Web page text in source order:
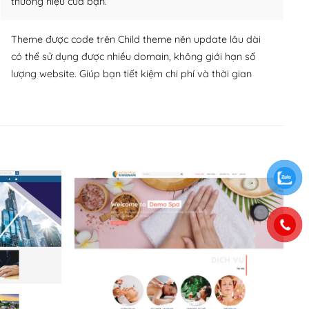
Theme được code trên Child theme nên update lâu dài
có thể sử dụng được nhiều domain, không giới hạn số
lượng website. Giúp bạn tiết kiệm chi phí và thời gian